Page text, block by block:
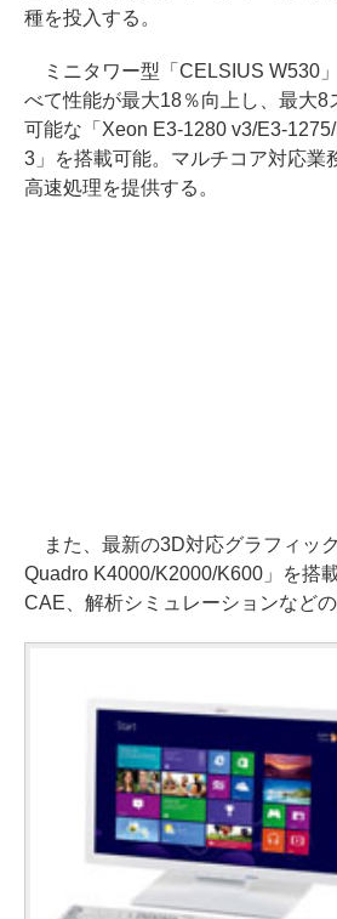
種を投入する。
ミニタワー型「CELSIUS W530
べて性能が最大18％向上し、最大8
可能な「Xeon E3-1280 v3/E3-
3」を搭載可能。マルチコア対応業
高速処理を提供する。
また、最新の3D対応グラフィッ
Quadro K4000/K2000/K600」を搭
CAE、解析シミュレーションなどの